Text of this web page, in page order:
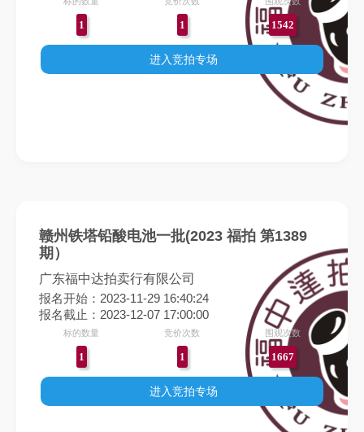
1 1 1542
进入竞拍专场
赣州铁塔铅酸电池一批(2023 福拍 第1389
期）
广东福中达拍卖行有限公司
报名开始：2023-11-29 16:40:24
报名截止：2023-12-07 17:00:00
标的数量
1
竞价次数
1
围观次数
1667
进入竞拍专场